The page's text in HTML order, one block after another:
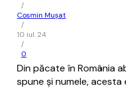
/
Cosmin Mușat
/
10 iul. 24
/
0
Din păcate în România
spune şi numele,